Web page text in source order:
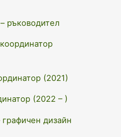
ръководител
(2021)
(2022 – )
дизайн